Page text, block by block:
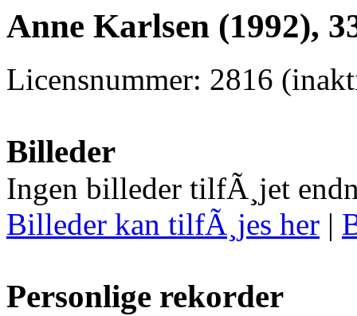
Anne Karlsen (1992),
Licensnummer: 2816
Billeder
Ingen billeder tilfÃ¸jet
Billeder kan tilfÃ¸jes her |
Personlige rekorder